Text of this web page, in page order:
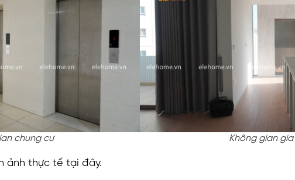
chung cư Không gian gia
ảnh thực tế tại đây.